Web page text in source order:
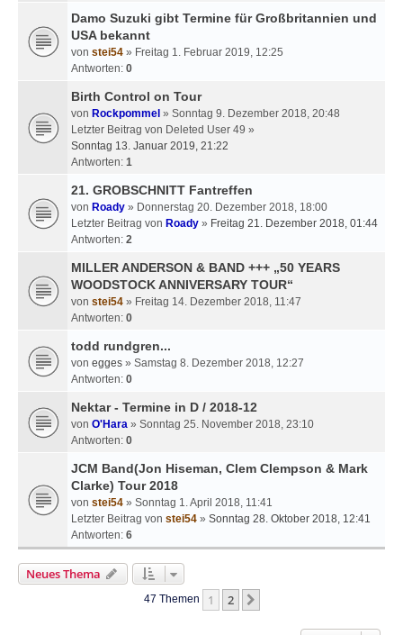
Damo Suzuki gibt Termine für Großbritannien und
USA bekannt
von stei54 » Freitag 1. Februar 2019, 12:25
Antworten: 0
Birth Control on Tour
von Rockpommel » Sonntag 9. Dezember 2018, 20:48
Letzter Beitrag von Deleted User 49 »
Sonntag 13. Januar 2019, 21:22
Antworten: 1
21. GROBSCHNITT Fantreffen
von Roady » Donnerstag 20. Dezember 2018, 18:00
Letzter Beitrag von Roady » Freitag 21. Dezember 2018, 01:44
Antworten: 2
MILLER ANDERSON & BAND +++ „50 YEARS
WOODSTOCK ANNIVERSARY TOUR“
von stei54 » Freitag 14. Dezember 2018, 11:47
Antworten: 0
todd rundgren...
von egges » Samstag 8. Dezember 2018, 12:27
Antworten: 0
Nektar - Termine in D / 2018-12
von O'Hara » Sonntag 25. November 2018, 23:10
Antworten: 0
JCM Band(Jon Hiseman, Clem Clempson & Mark
Clarke) Tour 2018
von stei54 » Sonntag 1. April 2018, 11:41
Letzter Beitrag von stei54 » Sonntag 28. Oktober 2018, 12:41
Antworten: 6
Neues Thema
47 Themen 1 2